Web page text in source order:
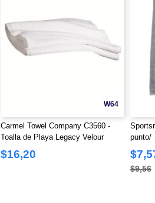
W64
Carmel Towel Company C3560 -
Toalla de Playa Legacy Velour
$16,20
punto/
$9,56